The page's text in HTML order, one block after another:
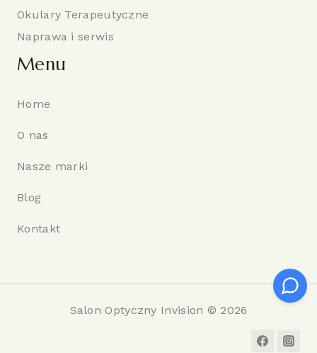
Okulary Terapeutyczne
Naprawa i serwis
Menu
Home
O nas
Nasze marki
Blog
Kontakt
Salon Optyczny Invision © 2026